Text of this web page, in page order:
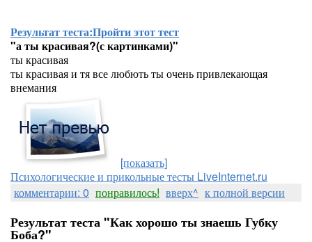
Результат теста:Пройти этот тест
"а ты красивая?(с картинками)"
ты красивая
ты красивая и тя все любють ты очень привлекающая
внемания
[показать]
Психологические и прикольные тесты LiveInternet.ru
комментарии: 0 понравилось! вверх^ к полной версии
Результат теста "Как хорошо ты знаешь Губку
Боба?"